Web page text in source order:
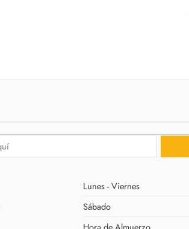
Lunes - Viernes
Sábado